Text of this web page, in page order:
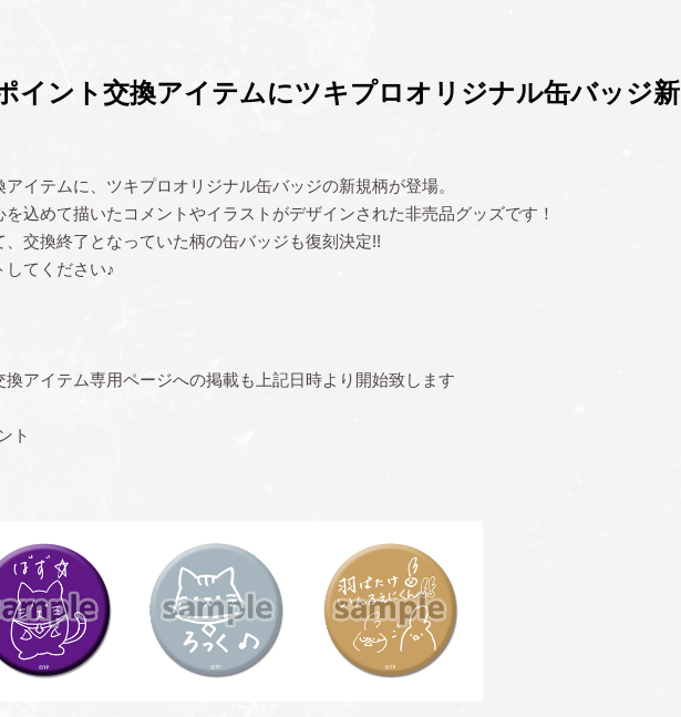
イント交換アイテムにツキプロオリジナル缶バッジ新
イテムに、ツキプロオリジナル缶バッジの新規柄が登場。
込めて描いたコメントやイラストがデザインされた非売品グッズです！
交換終了となっていた柄の缶バッジも復刻決定!!
てください♪
アイテム専用ページへの掲載も上記日時より開始致します
ト